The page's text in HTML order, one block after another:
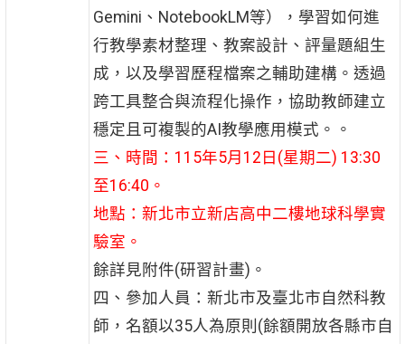
Gemini、NotebookLM等），學習如何進
行教學素材整理、教案設計、評量題組生
成，以及學習歷程檔案之輔助建構。透過
跨工具整合與流程化操作，協助教師建立
穩定且可複製的AI教學應用模式。。
三、時間：115年5月12日(星期二) 13:30
至16:40。
地點：新北市立新店高中二樓地球科學實
驗室。
餘詳見附件(研習計畫)。
四、參加人員：新北市及臺北市自然科教
師，名額以35人為原則(餘額開放各縣市自